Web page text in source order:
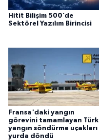
Hitit Bilişim 500’de
Sektörel Yazılım Birincisi
Fransa'daki yangın
görevini tamamlayan Türk
yangın söndürme uçakları
yurda döndü